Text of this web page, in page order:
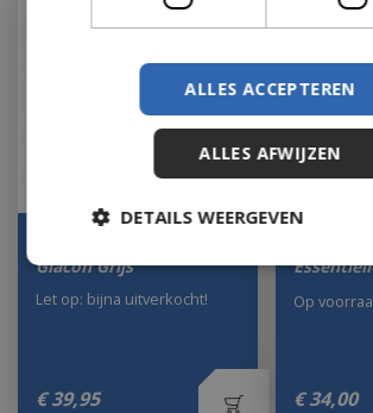
Glacon Grijs
€ 39,95
Let op: bijna uitverkocht!
€ 34,00
Op
ALLES ACCEPTEREN
ALLES AFWIJZEN
DETAILS WEERGEVEN